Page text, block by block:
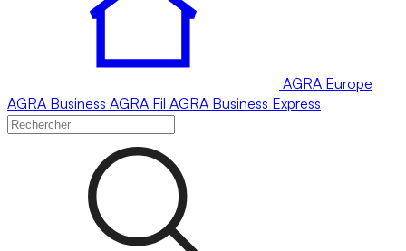
AGRA Europe
AGRA Business AGRA Fil AGRA Business Express